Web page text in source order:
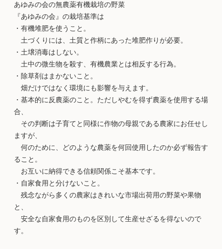
あゆみの会の無農薬有機栽培の野菜
『あゆみの会』の栽培基準は
・有機堆肥を使うこと。
土づくりには、土質と作柄にあった堆肥作りが必要。
・土壌消毒はしない。
土中の微生物を殺す、有機農業とは相反する行為。
・除草剤はまかないこと。
畑だけではなく環境にも影響を与えます。
・基本的に反農薬のこと。ただしやむを得ず農薬を使用する場
合、
その判断は子育てと同様に作物の母親である農家にお任せし
ますが、
何のために、どのような農薬を何回使用したのか必ず報告す
ること。
お互いに納得できる信頼関係こそ基本です。
・自家食用と分けないこと。
残念ながら多くの農家はきれいな市場出荷用の野菜や果物
と、
安全な自家食用のものを区別して生産せざるを得ないので
す。